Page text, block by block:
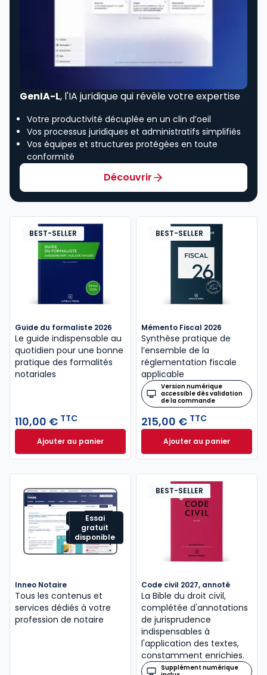
GenIA-L, l'IA juridique qui révèle votre expertise
Votre productivité décuplée en un clin d’oeil
Vos processus juridiques et administratifs simplifiés
Vos équipes et structures protégées en toute
conformité
Découvrir
BEST-SELLER
Guide du formaliste 2026
Le guide indispensable au
quotidien pour une bonne
pratique des formalités
notariales
110,00 € TTC
Ajouter au panierGuide du formaliste 2026 à 110,00 € TTC
BEST-SELLER
Mémento Fiscal 2026
Synthèse pratique de
l’ensemble de la
réglementation fiscale
applicable
Version numérique
accessible dès validation
de la commande
215,00 € TTC
Ajouter au panier
Mémento Fiscal
Essai
gratuit
disponible
Inneo Notaire
Tous les contenus et
services dédiés à votre
profession de notaire
BEST-SELLER
Code civil 2027, annoté
La Bible du droit civil,
complétée d'annotations
de jurisprudence
indispensables à
l'application des textes,
constamment enrichies.
Supplément numérique